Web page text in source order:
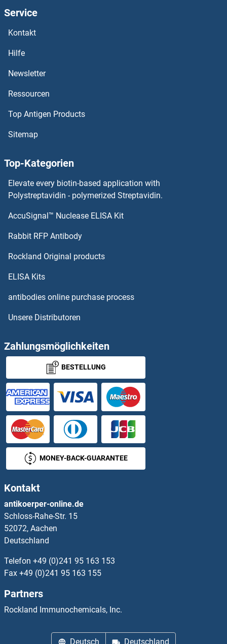
PPFIA4 Antikörper
PPFIA1 Antikörper
PPEF1 Antikörper
PPCS Antikörper
PPAT Antikörper
PPARGC1B Antikörper
PPARGC1A Antikörper
PPIL3 Antikörper
PPIL4 Antikörper
PPIL5 Antikörper
PPIL6 Antikörper
PPL Antikörper
PPM1E Antikörper
PPM1F Antikörper
PPM1G Antikörper
PPM1J Antikörper
PPM1K Antikörper
PPME1 Antikörper
PPOX Antikörper
PPP1CB Antikörper
Service
Kontakt
Hilfe
Newsletter
Ressourcen
Top Antigen Products
Sitemap
Top-Kategorien
Elevate every biotin-based application with
Polystreptavidin - polymerized Streptavidin.
AccuSignal™ Nuclease ELISA Kit
Rabbit RFP Antibody
Rockland Original products
ELISA Kits
antibodies online purchase process
Unsere Distributoren
Zahlungsmöglichkeiten
BESTELLUNG
MONEY-BACK-GUARANTEE
Kontakt
antikoerper-online.de
Schloss-Rahe-Str. 15
52072, Aachen
Deutschland
Telefon +49 (0)241 95 163 153
Fax +49 (0)241 95 163 155
Partners
Rockland Immunochemicals, Inc.
Deutsch Deutschland